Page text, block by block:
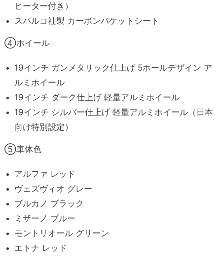
ヒーター付き）
スパルコ社製 カーボンバケットシート
④ホイール
19インチ ガンメタリック仕上げ 5ホールデザイン ア
ルミホイール
19インチ ダーク仕上げ 軽量アルミホイール
19インチ シルバー仕上げ 軽量アルミホイール（日本
向け特別設定）
⑤車体色
アルファ レッド
ヴェズヴィオ グレー
ブルカノ ブラック
ミザーノ ブルー
モントリオール グリーン
エトナ レッド